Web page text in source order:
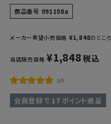
商品番号 091108a
メーカー希望小売価格 ¥1,848のところ
当店販売価格 ¥1,848税込
1件
会員登録で 17 ポイント進呈